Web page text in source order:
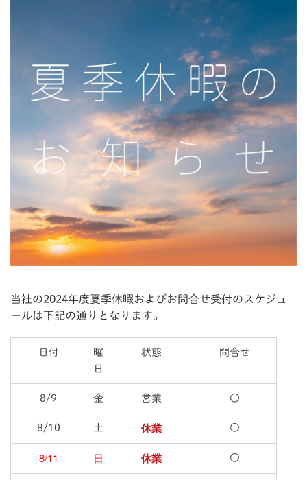
当社の2024年度夏季休暇およびお問合せ受付のスケジュ
ールは下記の通りとなります。
日付
曜
日
状態 問合せ
8/9 金 営業 〇
8/10 土 休業 〇
8/11 日 休業 〇